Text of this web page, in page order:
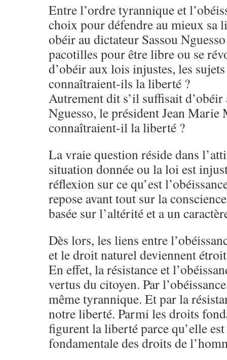
Entre l’ordre tyrannique et
choix pour défendre au mieux sa
obéir au dictateur Sassou
pacotilles pour être libre ou se
d’obéir aux lois injustes, les
connaîtraient-ils la liberté ?
Autrement dit s’il suffisait d’obéir
Nguesso, le président Jean
connaîtraient-il la liberté ?
La vraie question réside dans
situation donnée ou la loi est
réflexion sur ce qu’est
repose avant tout sur la
basée sur l’altérité et a un
Dès lors, les liens entre
et le droit naturel deviennent
En effet, la résistance et
vertus du citoyen. Par
même tyrannique. Et par la
notre liberté. Parmi les droits
figurent la liberté parce qu’elle
fondamentale des droits de